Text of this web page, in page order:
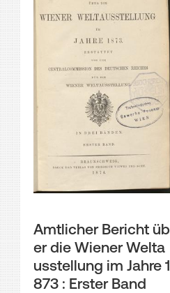
Amtlicher Bericht üb
er die Wiener Welta
usstellung im Jahre 1
873 : Erster Band